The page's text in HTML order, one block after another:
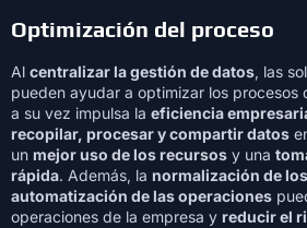
Optimización del proceso
Al centralizar la gestión de datos, las
pueden ayudar a optimizar los procesos
a su vez impulsa la eficiencia
recopilar, procesar y compartir datos
un mejor uso de los recursos y una
rápida. Además, la normalización de
automatización de las operaciones
operaciones de la empresa y reducir el